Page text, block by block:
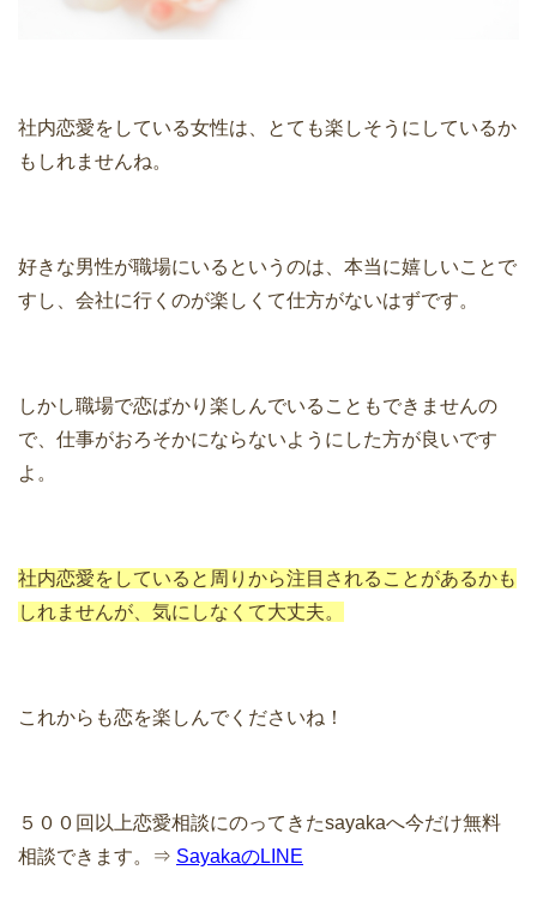
社内恋愛をしている女性は、とても楽しそうにしているか
もしれませんね。
好きな男性が職場にいるというのは、本当に嬉しいことで
すし、会社に行くのが楽しくて仕方がないはずです。
しかし職場で恋ばかり楽しんでいることもできませんの
で、仕事がおろそかにならないようにした方が良いです
よ。
社内恋愛をしていると周りから注目されることがあるかも
しれませんが、気にしなくて大丈夫。
これからも恋を楽しんでくださいね！
５００回以上恋愛相談にのってきたsayakaへ今だけ無料
相談できます。⇒ SayakaのLINE